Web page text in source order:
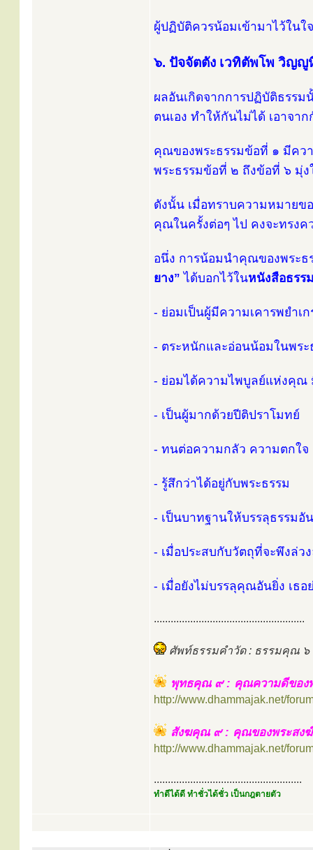
ผู้ปฏิบัติควรน้อมเข้ามาไว้ในใ
๖. ปัจจัตตัง เวทิตัพโพ วิญญู
ผลอันเกิดจากการปฏิบัติธรร
ตนเอง ทำให้กันไม่ได้ เอาจา
คุณของพระธรรมข้อที่ ๑ มีคว
พระธรรมข้อที่ ๒ ถึงข้อที่ ๖ มุ่
ดังนั้น เมื่อทราบความหมายข
คุณในครั้งต่อๆ ไป คงจะทรงค
อนึ่ง การน้อมนำคุณของพระ
ยาง” ได้บอกไว้ในหนังสือธรร
- ย่อมเป็นผู้มีความเคารพยำเ
- ตระหนักและอ่อนน้อมในพระ
- ย่อมได้ความไพบูลย์แห่งคุณ
- เป็นผู้มากด้วยปีติปราโมทย์
- ทนต่อความกลัว ความตกใ
- รู้สึกว่าได้อยู่กับพระธรรม
- เป็นบาทฐานให้บรรลุธรรมอั
- เมื่อประสบกับวัตถุที่จะพึงล่ว
- เมื่อยังไม่บรรลุคุณอันยิ่ง เธ
......................................................
ศัพท์ธรรมคำวัด : ธรรมคุณ ๖
พุทธคุณ ๙ : คุณความดีของ
http://www.dhammajak.net/
สังฆคุณ ๙ : คุณของพระสงฆ์
http://www.dhammajak.net/
.....................................................
ทำดีได้ดี ทำชั่วได้ชั่ว เป็นกฎตายตัว